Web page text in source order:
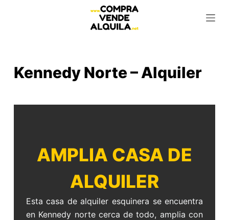
o
o
Kennedy Norte – Alquiler
AMPLIA CASA DE
ALQUILER
Esta casa de alquiler esquinera se encuentra
en Kennedy norte cerca de todo, amplia con